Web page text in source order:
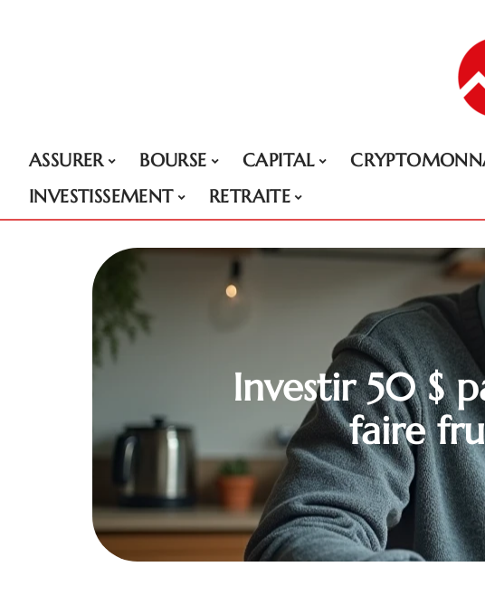
ASSURER BOURSE CAPITAL
INVESTISSEMENT
RETRAITE
Investir 50 $
faire